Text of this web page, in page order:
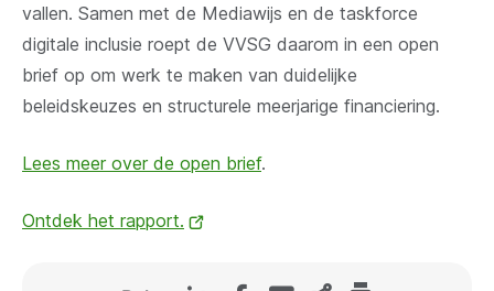
vallen. Samen met de Mediawijs en de taskforce
digitale inclusie roept de VVSG daarom in een open
brief op om werk te maken van duidelijke
beleidskeuzes en structurele meerjarige financiering.
Lees meer over de open brief.
Ontdek het rapport.
venster)